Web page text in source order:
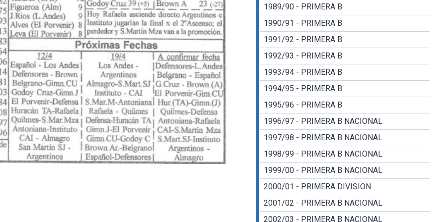
1989/90 - PRIMERA B
1990/91 - PRIMERA B
1991/92 - PRIMERA B
1992/93 - PRIMERA B
1993/94 - PRIMERA B
1994/95 - PRIMERA B
1995/96 - PRIMERA B
1996/97 - PRIMERA B NACIONAL
1997/98 - PRIMERA B NACIONAL
1998/99 - PRIMERA B NACIONAL
1999/00 - PRIMERA B NACIONAL
2000/01 - PRIMERA DIVISION
2001/02 - PRIMERA B NACIONAL
2002/03 - PRIMERA B NACIONAL